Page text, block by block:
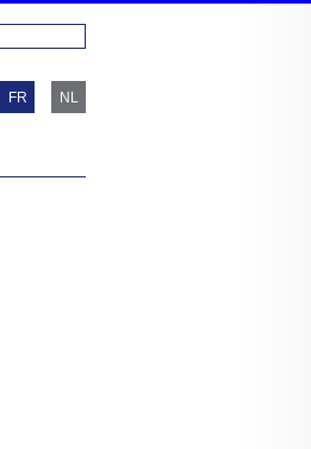
FR NL